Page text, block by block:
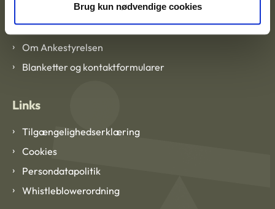
Brug kun nødvendige cookies
Om Ankestyrelsen
Om Ankestyrelsen
Blanketter og kontaktformularer
Links
Tilgængelighedserklæring
Cookies
Persondatapolitik
Whistleblowerordning